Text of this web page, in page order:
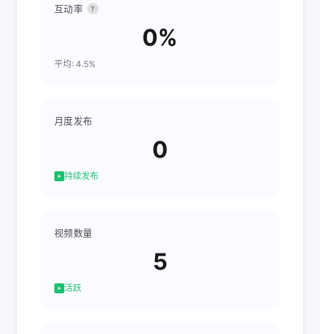
互动率 ?
0%
平均: 4.5%
月度发布
0
持续发布
视频数量
5
活跃